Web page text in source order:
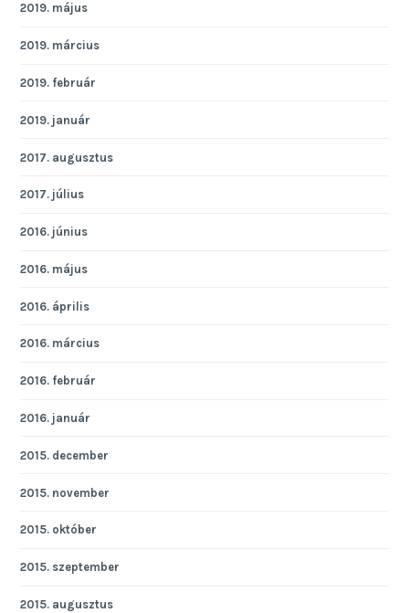
2019. május
2019. március
2019. február
2019. január
2017. augusztus
2017. július
2016. június
2016. május
2016. április
2016. március
2016. február
2016. január
2015. december
2015. november
2015. október
2015. szeptember
2015. augusztus